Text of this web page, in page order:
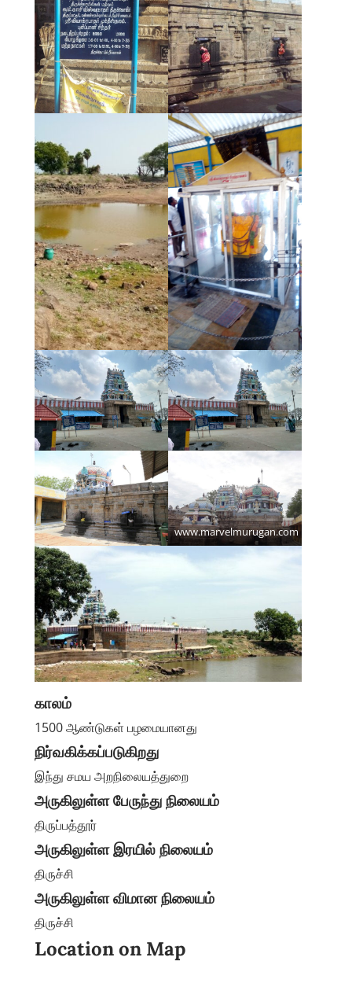
www.marvelmurugan.com
காலம்
1500 ஆண்டுகள் பழமையானது
நிர்வகிக்கப்படுகிறது
இந்து சமய அறநிலையத்துறை
அருகிலுள்ள பேருந்து நிலையம்
திருப்பத்தூர்
அருகிலுள்ள இரயில் நிலையம்
திருச்சி
அருகிலுள்ள விமான நிலையம்
திருச்சி
Location on Map